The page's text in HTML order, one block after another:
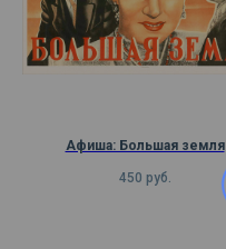
Афиша: Большая земля
450 руб.